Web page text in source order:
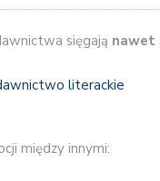
sięgają nawet
między innymi: